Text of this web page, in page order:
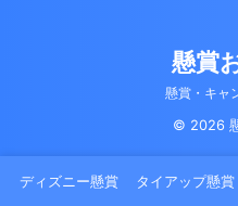
懸賞
懸賞・キャ
© 2026
ディズニー懸賞 タイアップ懸賞